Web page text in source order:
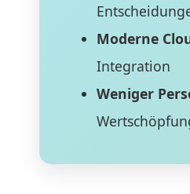
Moderne
Integration
Weniger